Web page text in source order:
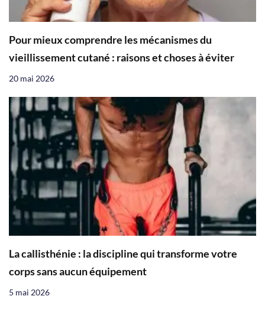
Pour mieux comprendre les mécanismes du
vieillissement cutané : raisons et choses à éviter
20 mai 2026
La callisthénie : la discipline qui transforme votre
corps sans aucun équipement
5 mai 2026